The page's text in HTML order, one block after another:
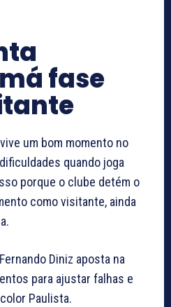
fase
um bom momento no
quando joga
porque o clube detém o
como visitante, ainda
Diniz aposta na
para ajustar falhas e
Paulista.